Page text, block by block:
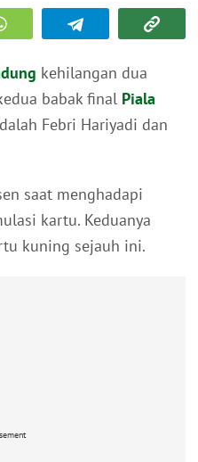
kehilangan dua
babak final Piala
Febri Hariyadi dan
saat menghadapi
kartu. Keduanya
kuning sejauh ini.